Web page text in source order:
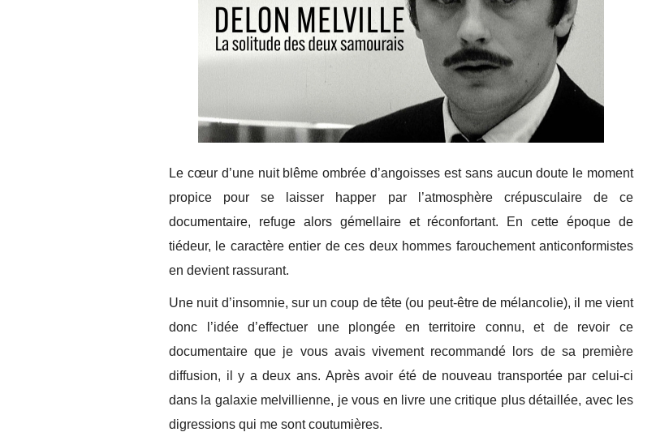
Le cœur d’une nuit blême ombrée d’angoisses est sans aucun doute le moment
propice pour se laisser happer par l’atmosphère crépusculaire de ce
documentaire, refuge alors gémellaire et réconfortant. En cette époque de
tiédeur, le caractère entier de ces deux hommes farouchement anticonformistes
en devient rassurant.
Une nuit d’insomnie, sur un coup de tête (ou peut-être de mélancolie), il me vient
donc l’idée d’effectuer une plongée en territoire connu, et de revoir ce
documentaire que je vous avais vivement recommandé lors de sa première
diffusion, il y a deux ans. Après avoir été de nouveau transportée par celui-ci
dans la galaxie melvillienne, je vous en livre une critique plus détaillée, avec les
digressions qui me sont coutumières.